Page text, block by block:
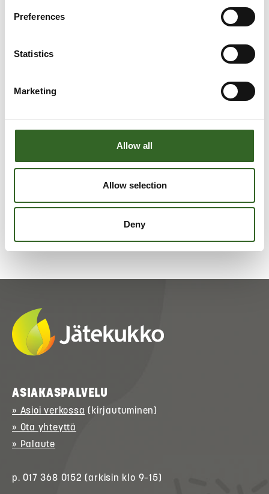
Preferences
Statistics
Marketing
Allow all
Allow selection
Deny
LAJITTELUOHJEET
Tarkista jätelajikohtaiset
lajitteluohjeet
ASIAKASPALVELU
» Asioi verkossa (kirjautuminen)
» Ota yhteyttä
» Palaute
p. 017 368 0152 (arkisin klo 9–15)